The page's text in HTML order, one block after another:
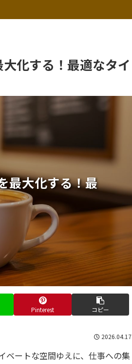
化する！最適なタイ
最大化する！最
Pinterest コピー
2026.04.17
ベートな空間ゆえに、仕事への集